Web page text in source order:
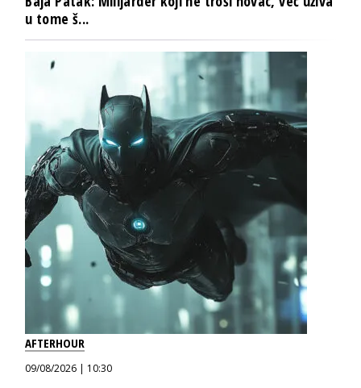
u tome š...
AFTERHOUR
09/08/2026 | 10:30